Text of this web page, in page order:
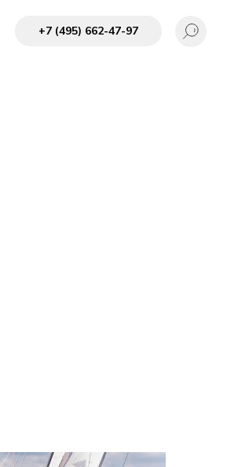
+7 (495) 662-4 7-97